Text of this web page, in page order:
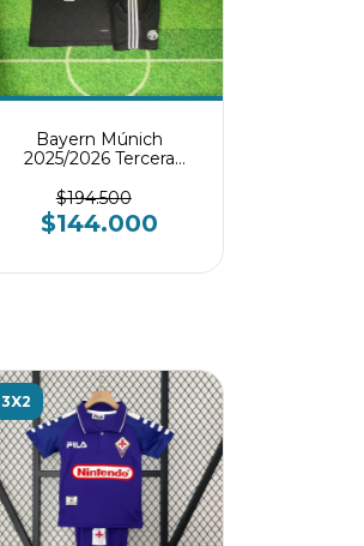
Bayern Múnich
2025/2026 Tercera
infantil
$194.500
$144.000
3X2